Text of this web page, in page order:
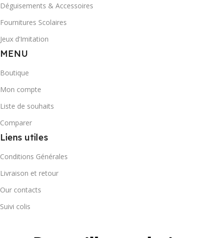
Déguisements & Accessoires
Fournitures Scolaires
Jeux d’Imitation
MENU
Boutique
Mon compte
Liste de souhaits
Comparer
Liens utiles
Conditions Générales
Livraison et retour
Our contacts
Suivi colis